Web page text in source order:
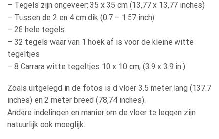
– Tegels zijn ongeveer: 35 x 35 cm (13,77 x 13,77 inches)
– Tussen de 2 en 4 cm dik (0.7 – 1.57 inch)
– 28 hele tegels
– 32 tegels waar van 1 hoek af is voor de kleine witte
tegeltjes
– 8 Carrara witte tegeltjes 10 x 10 cm, (3.9 x 3.9 in.)
Zoals uitgelegd in de fotos is d vloer 3.5 meter lang (137.7
inches) en 2 meter breed (78,74 inches).
Andere indelingen en manier om de vloer te leggen zijn
natuurlijk ook moeglijk.